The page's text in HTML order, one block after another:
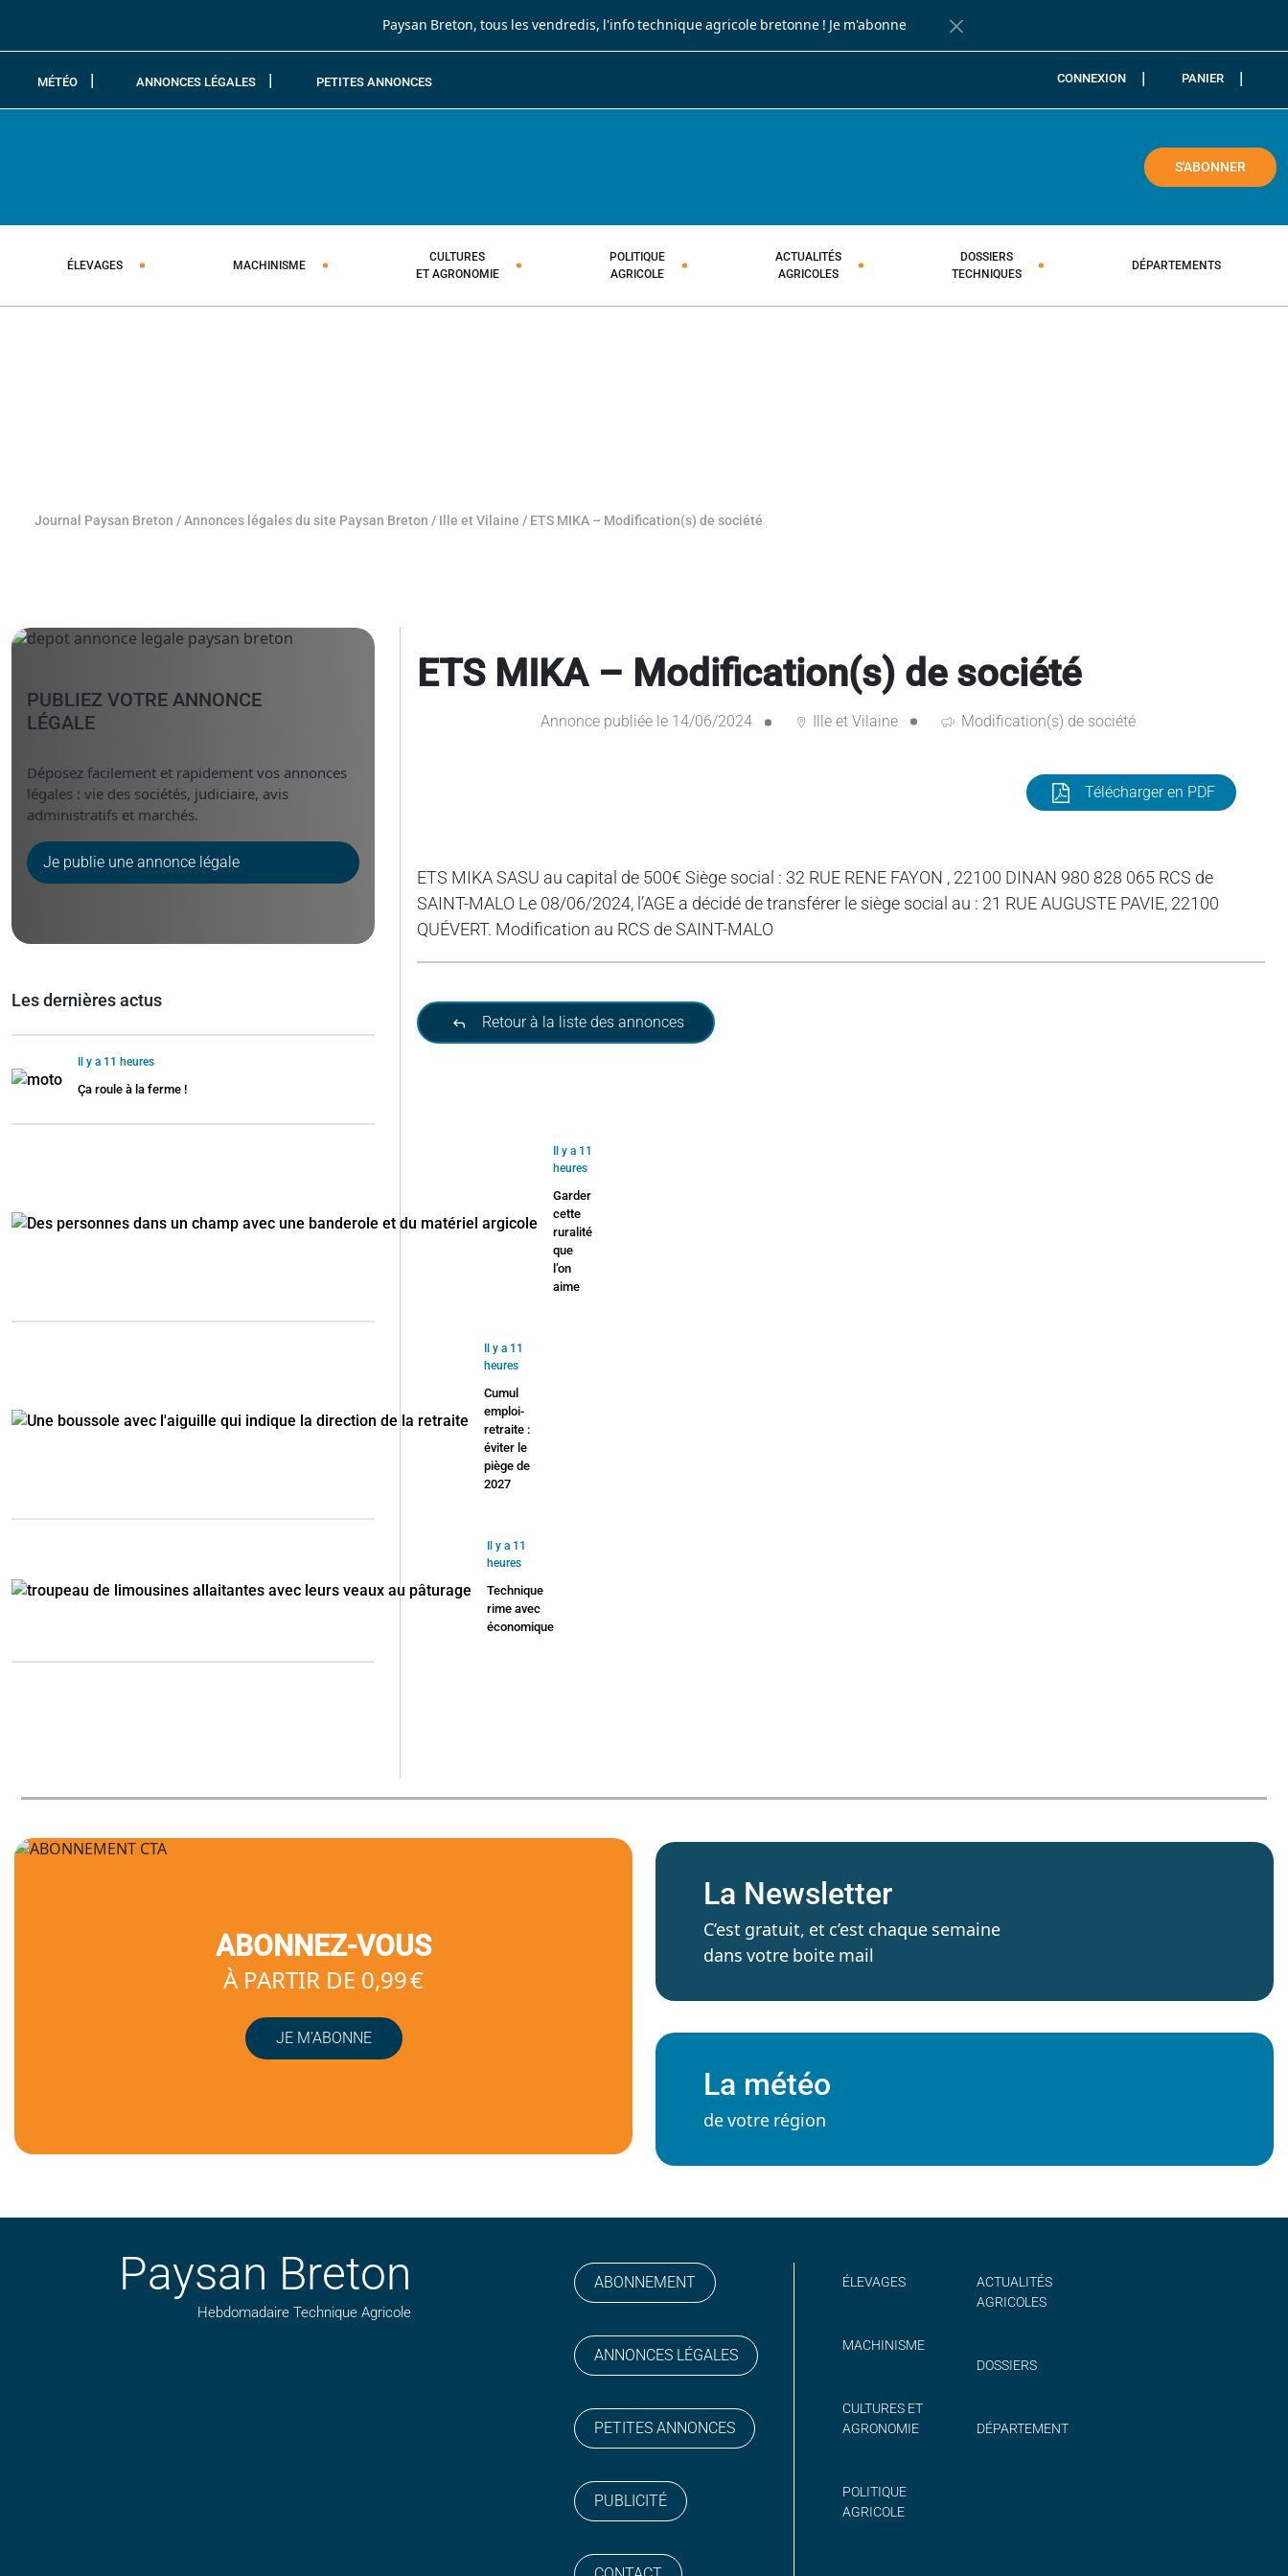
Paysan Breton, tous les vendredis, l'info technique agricole bretonne ! Je m'abonne
Fermer la barre de notification
MÉTÉO ANNONCES LÉGALES PETITES ANNONCES CONNEXION PANIER
S'ABONNER
ÉLEVAGES MACHINISME
CULTURES
ET AGRONOMIE
POLITIQUE
AGRICOLE
ACTUALITÉS
AGRICOLES
DOSSIERS
TECHNIQUES
DÉPARTEMENTS
Journal Paysan Breton /Annonces légales du site Paysan Breton / Ille et Vilaine / ETS MIKA – Modification(s) de société
ETS MIKA – Modification(s) de société
Annonce publiée le 14/06/2024 Ille et Vilaine Modification(s) de société
Télécharger en PDF
ETS MIKA SASU au capital de 500€ Siège social : 32 RUE RENE FAYON , 22100 DINAN 980 828 065 RCS de
SAINT-MALO Le 08/06/2024, l’AGE a décidé de transférer le siège social au : 21 RUE AUGUSTE PAVIE, 22100
QUÉVERT. Modification au RCS de SAINT-MALO
Retour à la liste des annonces
PUBLIEZ VOTRE ANNONCE
LÉGALE
Déposez facilement et rapidement vos annonces
légales : vie des sociétés, judiciaire, avis
administratifs et marchés.
Je publie une annonce légale
Les dernières actus
Il y a 11 heures
Ça roule à la ferme !
Il y a 11
heures
Garder
cette
ruralité
que
l’on
aime
Il y a 11
heures
Cumul
emploi-
retraite :
éviter le
piège de
2027
Il y a 11
heures
Technique
rime avec
économique
ABONNEZ-VOUS
À PARTIR DE 0,99 €
JE M’ABONNE
La Newsletter
C’est gratuit, et c’est chaque semaine
dans votre boite mail
La météo
de votre région
Paysan Breton
Hebdomadaire Technique Agricole
ABONNEMENT
ANNONCES LÉGALES
PETITES ANNONCES
PUBLICITÉ
ÉLEVAGES
MACHINISME
CULTURES ET
AGRONOMIE
POLITIQUE
AGRICOLE
ACTUALITÉS
AGRICOLES
DOSSIERS
DÉPARTEMENT